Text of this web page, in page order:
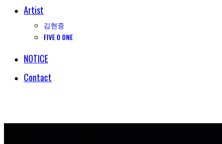
Artist
김현중
FIVE O ONE
NOTICE
Contact